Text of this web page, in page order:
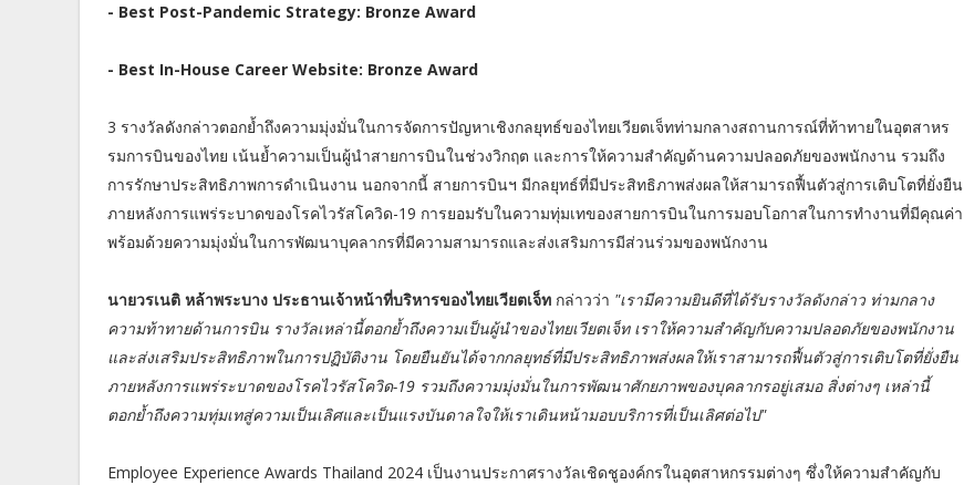
- Best Post-Pandemic Strategy: Bronze Award
- Best In-House Career Website: Bronze Award
3 รางวัลดังกล่าวตอกย้ำถึงความมุ่งมั่นในการจัดการปัญหาเชิงกลยุทธ์ของไทยเวียตเจ็ทท่ามกลางสถานการณ์ที่ท้าทายในอุตสาหร
รมการบินของไทย เน้นย้ำความเป็นผู้นำสายการบินในช่วงวิกฤต และการให้ความสำคัญด้านความปลอดภัยของพนักงาน รวมถึง
การรักษาประสิทธิภาพการดำเนินงาน นอกจากนี้ สายการบินฯ มีกลยุทธ์ที่มีประสิทธิภาพส่งผลให้สามารถฟื้นตัวสู่การเติบโตที่ยั่งยืน
ภายหลังการแพร่ระบาดของโรคไวรัสโควิด-19 การยอมรับในความทุ่มเทของสายการบินในการมอบโอกาสในการทำงานที่มีคุณค่า
พร้อมด้วยความมุ่งมั่นในการพัฒนาบุคลากรที่มีความสามารถและส่งเสริมการมีส่วนร่วมของพนักงาน
นายวรเนติ หล้าพระบาง ประธานเจ้าหน้าที่บริหารของไทยเวียตเจ็ท กล่าวว่า "เรามีความยินดีที่ได้รับรางวัลดังกล่าว ท่ามกลาง
ความท้าทายด้านการบิน รางวัลเหล่านี้ตอกย้ำถึงความเป็นผู้นำของไทยเวียตเจ็ท เราให้ความสำคัญกับความปลอดภัยของพนักงาน
และส่งเสริมประสิทธิภาพในการปฏิบัติงาน โดยยืนยันได้จากกลยุทธ์ที่มีประสิทธิภาพส่งผลให้เราสามารถฟื้นตัวสู่การเติบโตที่ยั่งยืน
ภายหลังการแพร่ระบาดของโรคไวรัสโควิด-19 รวมถึงความมุ่งมั่นในการพัฒนาศักยภาพของบุคลากรอยู่เสมอ สิ่งต่างๆ เหล่านี้
ตอกย้ำถึงความทุ่มเทสู่ความเป็นเลิศและเป็นแรงบันดาลใจให้เราเดินหน้ามอบบริการที่เป็นเลิศต่อไป"
Employee Experience Awards Thailand 2024 เป็นงานประกาศรางวัลเชิดชูองค์กรในอุตสาหกรรมต่างๆ ซึ่งให้ความสำคัญกับ